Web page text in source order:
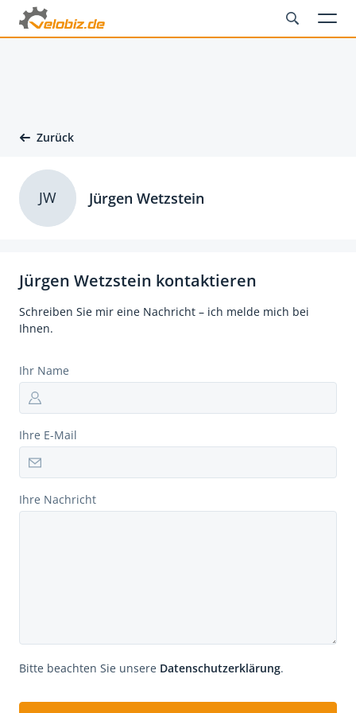
Zurück
Jürgen Wetzstein kontaktieren
Schreiben Sie mir eine Nachricht – ich melde mich bei
Ihnen.
Ihr Name
Ihre E-Mail
Ihre Nachricht
Bitte beachten Sie unsere Datenschutzerklärung.
JW Jürgen Wetzstein